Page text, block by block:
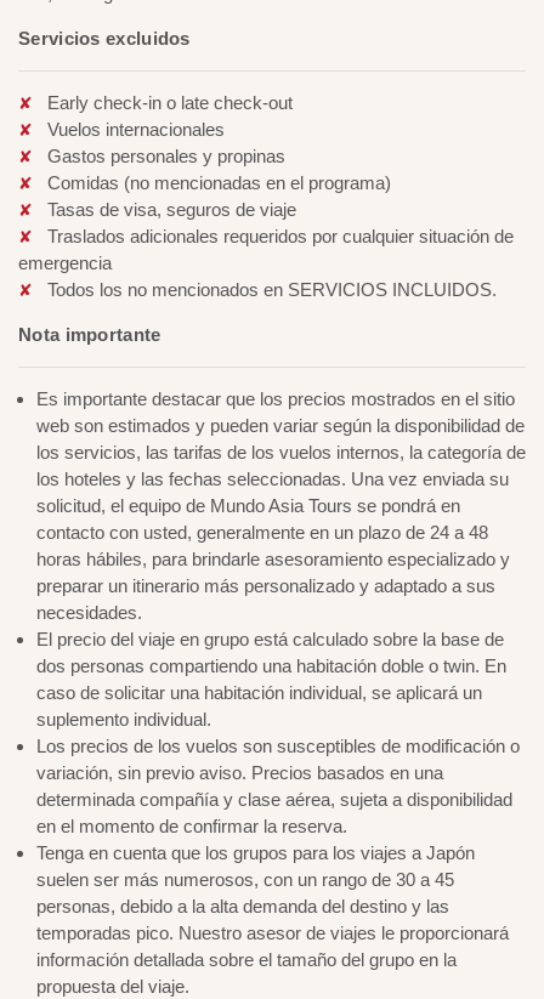
Servicios excluidos
Early check-in o late check-out
Vuelos internacionales
Gastos personales y propinas
Comidas (no mencionadas en el programa)
Tasas de visa, seguros de viaje
Traslados adicionales requeridos por cualquier situación de
emergencia
Todos los no mencionados en SERVICIOS INCLUIDOS.
Nota importante
Es importante destacar que los precios mostrados en el sitio
web son estimados y pueden variar según la disponibilidad de
los servicios, las tarifas de los vuelos internos, la categoría de
los hoteles y las fechas seleccionadas. Una vez enviada su
solicitud, el equipo de Mundo Asia Tours se pondrá en
contacto con usted, generalmente en un plazo de 24 a 48
horas hábiles, para brindarle asesoramiento especializado y
preparar un itinerario más personalizado y adaptado a sus
necesidades.
El precio del viaje en grupo está calculado sobre la base de
dos personas compartiendo una habitación doble o twin. En
caso de solicitar una habitación individual, se aplicará un
suplemento individual.
Los precios de los vuelos son susceptibles de modificación o
variación, sin previo aviso. Precios basados en una
determinada compañía y clase aérea, sujeta a disponibilidad
en el momento de confirmar la reserva.
Tenga en cuenta que los grupos para los viajes a Japón
suelen ser más numerosos, con un rango de 30 a 45
personas, debido a la alta demanda del destino y las
temporadas pico. Nuestro asesor de viajes le proporcionará
información detallada sobre el tamaño del grupo en la
propuesta del viaje.